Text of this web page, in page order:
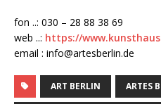
fon ..: 030 – 28 88 38 69
web ..: https://
email : info@artesberlin.de
ART BERLIN ARTES